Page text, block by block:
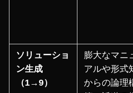
ソリューショ
ン生成
（1→9）
膨大なマニ
アルや形式
からの論理